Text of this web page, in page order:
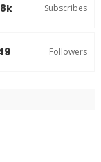
Subscribes
Followers